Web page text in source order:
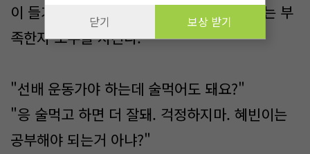
이 들기 시작한다. 술 잘먹는 둘은 생맥주로는 부
족한지 소주를 시킨다.
"선배 운동가야 하는데 술먹어도 돼요?"
"응 술먹고 하면 더 잘돼. 걱정하지마. 혜빈이는
공부해야 되는거 아냐?"
닫기 보상 받기